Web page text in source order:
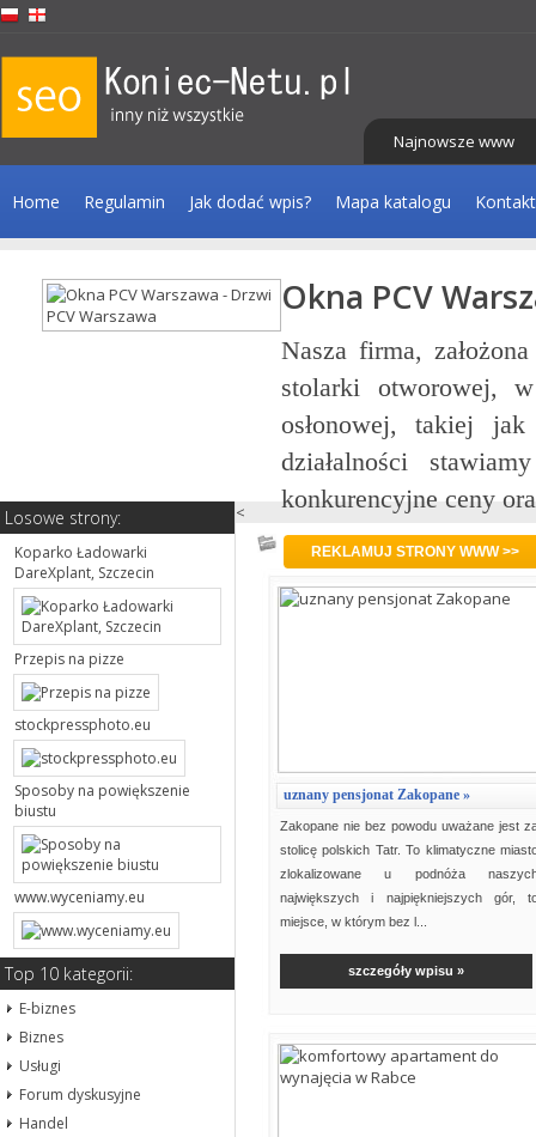
Najnowsze www
Home Regulamin Jak dodać wpis? Mapa katalogu Kontakt
Okna PCV
Nasza firma,
stolarki otworowej,
osłonowej, takiej
działalności
konkurencyjne ceny
REKLAMUJ STRONY WWW >>
<
Losowe strony:
Koparko Ładowarki
DareXplant, Szczecin
Przepis na pizze
stockpressphoto.eu
Sposoby na powiększenie
biustu
www.wyceniamy.eu
Top 10 kategorii:
E-biznes
Biznes
Usługi
Forum dyskusyjne
Handel
Strony związane z hasłem
uznany pensjonat Zakopane »
Zakopane nie bez powodu uważane jest
stolicę polskich Tatr. To klimatyczne
zlokalizowane u podnóża
największych i najpiękniejszych gór,
miejsce, w którym bez l...
szczegóły wpisu »